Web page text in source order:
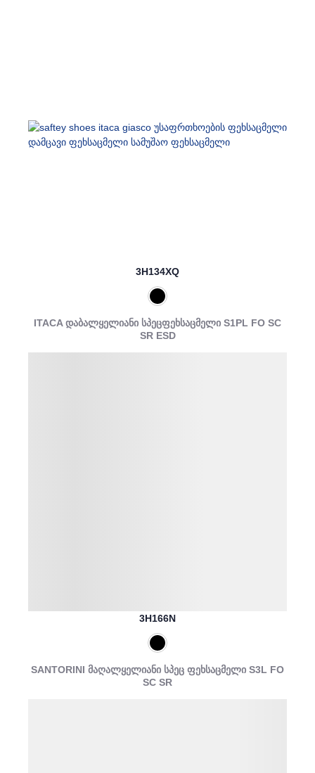
3H134XQ
ITACA დაბალყელიანი სპეცფეხსაცმელი S1PL FO SC
SR ESD
3H166N
SANTORINI მაღალყელიანი სპეც ფეხსაცმელი S3L FO
SC SR